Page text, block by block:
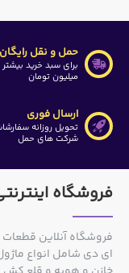
حمل و نقل رایگان
میلیون تومان
ارسال فوری
تحویل روزانه
شرکت های حمل
فروشگاه
فروشگاه آنلاین قطعات
ای دی شامل انواع